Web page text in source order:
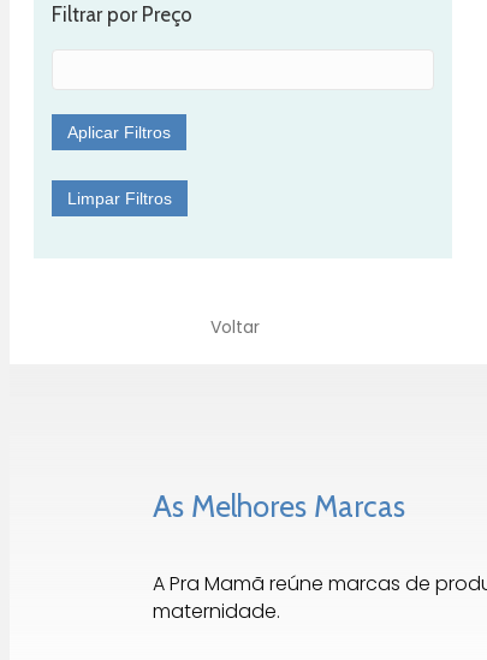
Filtrar por Preço
Aplicar Filtros
Limpar Filtros
Voltar
As Melhores Marcas
A Pra Mamã reúne marcas de
maternidade.